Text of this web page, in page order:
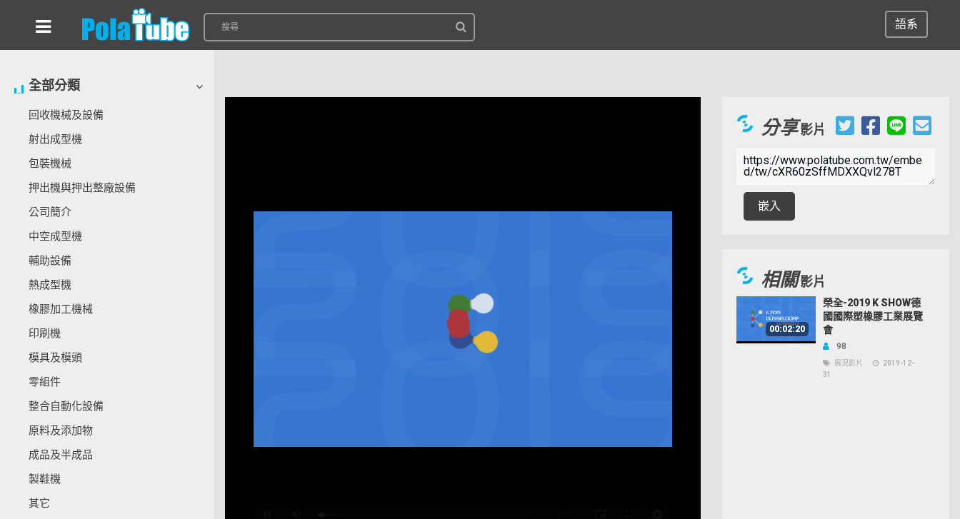
語系
全部分類
回收機械及設備
射出成型機
包裝機械
押出機與押出整廠設備
公司簡介
中空成型機
輔助設備
熱成型機
橡膠加工機械
印刷機
模具及模頭
零組件
整合自動化設備
原料及添加物
成品及半成品
製鞋機
其它
分享影片
嵌入
相關影片
00:02:20
榮全-2019 K SHOW德
國國際塑橡膠工業展覽
會
98
展況影片
2019-12-
31